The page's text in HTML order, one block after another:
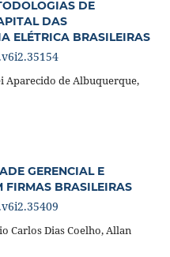
DE
DAS
ELÉTRICA BRASILEIRAS
Aparecido de Albuquerque,
GERENCIAL E
FIRMAS BRASILEIRAS
Carlos Dias Coelho, Allan